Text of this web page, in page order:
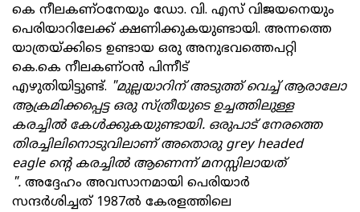
കെ നീലകണ്ഠനേയും ഡോ. വി. എസ് വിജയനെയും
പെരിയാറിലേക്ക് ക്ഷണിക്കുകയുണ്ടായി. അന്നത്തെ
യാത്രയ്ക്കിടെ ഉണ്ടായ ഒരു അനുഭവത്തെപറ്റി
കെ.കെ നീലകണ്ഠൻ പിന്നീട്
എഴുതിയിട്ടുണ്ട്. "മുല്ലയാറിന് അടുത്ത് വെച്ച് ആരാലോ
ആക്രമിക്കപ്പെട്ട ഒരു സ്ത്രീയുടെ ഉച്ചത്തിലുള്ള
കരച്ചിൽ കേൾക്കുകയുണ്ടായി. ഒരുപാട് നേരത്തെ
തിരച്ചിലിനൊടുവിലാണ് അതൊരു grey headed
eagle ന്റെ കരച്ചിൽ ആണെന്ന് മനസ്സിലായത്
". അദ്ദേഹം അവസാനമായി പെരിയാർ
സന്ദർശിച്ചത് 1987ൽ കേരളത്തിലെ